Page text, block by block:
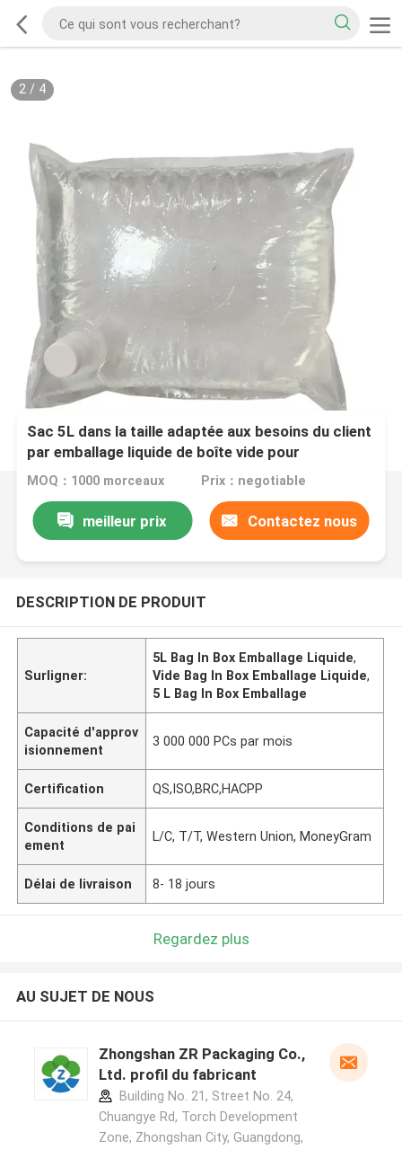
2/ 4
Sac 5L dans la taille adaptée aux besoins du client
par emballage liquide de boîte vide pour
l'emballage d'huile
MOQ：1000 morceaux Prix：negotiable
meilleur prix Contactez nous
DESCRIPTION DE PRODUIT
Surligner:
5L Bag In Box Emballage Liquide,
Vide Bag In Box Emballage Liquide,
5 L Bag In Box Emballage
Capacité d'approv
isionnement
3 000 000 PCs par mois
Certification QS,ISO,BRC,HACPP
Conditions de pai
ement
L/C, T/T, Western Union, MoneyGram
Délai de livraison 8- 18 jours
Regardez plus
AU SUJET DE NOUS
Zhongshan ZR Packaging Co.,
Ltd. profil du fabricant
Building No. 21, Street No. 24,
Chuangye Rd, Torch Development
Zone, Zhongshan City, Guangdong,